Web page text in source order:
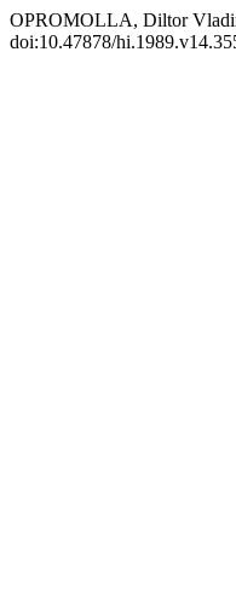
OPROMOLLA, Diltor
doi:10.47878/